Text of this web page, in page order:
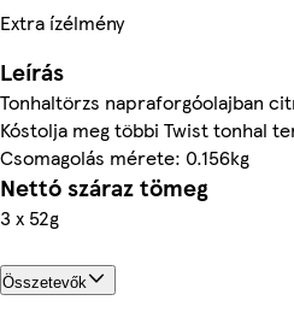
Extra ízélmény
Leírás
Tonhaltörzs napraforgóolajban
Kóstolja meg többi Twist tonhal
Csomagolás mérete: 0.156kg
Nettó száraz tömeg
3 x 52g
Összetevők